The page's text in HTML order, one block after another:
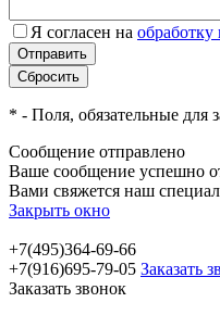
Я согласен на
* - Поля, обязательные для
Сообщение отправлено
Ваше сообщение успешно
Вами свяжется наш
Закрыть окно
+7(495)364-69-66
+7(916)695-79-05 Заказать
Заказать звонок